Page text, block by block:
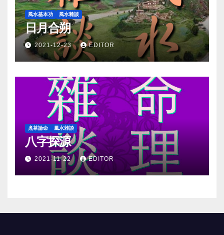
風水基本功 風水雜談
日月合朔
2021-12-23 EDITOR
煮茶論命 風水雜談
八字探源
2021-11-22 EDITOR